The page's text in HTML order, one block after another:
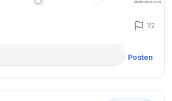
1/2
Posten